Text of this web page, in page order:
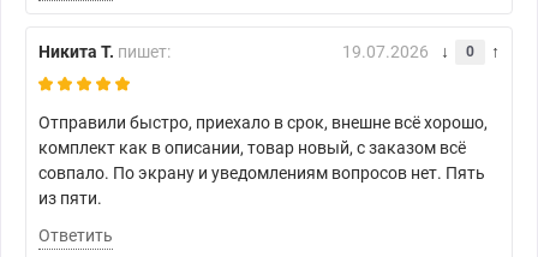
Никита Т. пишет: 19.07.2026 0
Отправили быстро, приехало в срок, внешне всё хорошо,
комплект как в описании, товар новый, с заказом всё
совпало. По экрану и уведомлениям вопросов нет. Пять
из пяти.
Ответить